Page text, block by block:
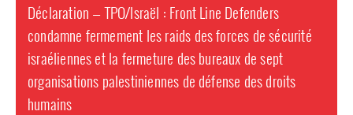
Déclaration — TPO/Israël : Front Line Defenders
condamne fermement les raids des forces de sécurité
israéliennes et la fermeture des bureaux de sept
organisations palestiniennes de défense des droits
humains